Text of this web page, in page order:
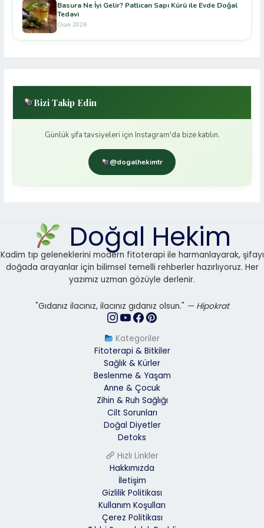
Basura Ne İyi Gelir? Patlıcan Sapı Kürü ile Evde Doğal
Tedavi
Ocak 2026
Bizi Takip Edin
Günlük şifa tavsiyeleri için Instagram'da bize katılın.
@dogalhekimtr
Doğal Hekim
Kadim tıp geleneklerini modern fitoterapi ile harmanlayarak, şifayı
doğada arayanlar için bilimsel temelli rehberler hazırlıyoruz. Her
yazımız uzman gözüyle derlenir.
"Gıdanız ilacınız, ilacınız gıdanız olsun." — Hipokrat
Kategoriler
Fitoterapi & Bitkiler
Sağlık & Kürler
Beslenme & Yaşam
Anne & Çocuk
Zihin & Ruh Sağlığı
Cilt Sorunları
Doğal Diyetler
Detoks
Hızlı Linkler
Hakkımızda
İletişim
Gizlilik Politikası
Kullanım Koşulları
Çerez Politikası